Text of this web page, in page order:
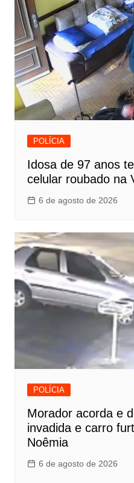
POLÍCIA
Idosa de 97 anos
celular roubado na
6 de agosto de 2026
POLÍCIA
Morador acorda e
invadida e carro
Noêmia
6 de agosto de 2026